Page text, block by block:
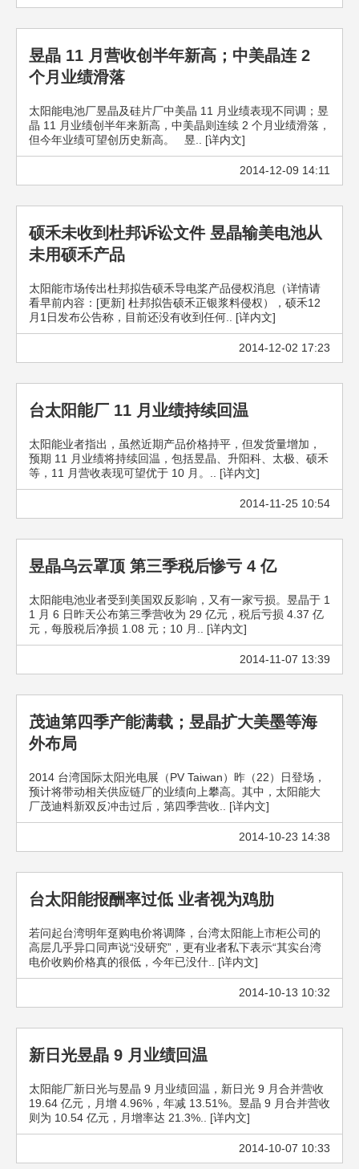
昱晶 11 月营收创半年新高；中美晶连 2
个月业绩滑落
太阳能电池厂昱晶及硅片厂中美晶 11 月业绩表现不同调；昱
晶 11 月业绩创半年来新高，中美晶则连续 2 个月业绩滑落，
但今年业绩可望创历史新高。 昱.. [详内文]
2014-12-09 14:11
硕禾未收到杜邦诉讼文件 昱晶输美电池从
未用硕禾产品
太阳能市场传出杜邦拟告硕禾导电桨产品侵权消息（详情请
看早前内容：[更新] 杜邦拟告硕禾正银浆料侵权），硕禾12
月1日发布公告称，目前还没有收到任何.. [详内文]
2014-12-02 17:23
台太阳能厂 11 月业绩持续回温
太阳能业者指出，虽然近期产品价格持平，但发货量增加，
预期 11 月业绩将持续回温，包括昱晶、升阳科、太极、硕禾
等，11 月营收表现可望优于 10 月。.. [详内文]
2014-11-25 10:54
昱晶乌云罩顶 第三季税后惨亏 4 亿
太阳能电池业者受到美国双反影响，又有一家亏损。昱晶于 1
1 月 6 日昨天公布第三季营收为 29 亿元，税后亏损 4.37 亿
元，每股税后净损 1.08 元；10 月.. [详内文]
2014-11-07 13:39
茂迪第四季产能满载；昱晶扩大美墨等海
外布局
2014 台湾国际太阳光电展（PV Taiwan）昨（22）日登场，
预计将带动相关供应链厂的业绩向上攀高。其中，太阳能大
厂茂迪料新双反冲击过后，第四季营收.. [详内文]
2014-10-23 14:38
台太阳能报酬率过低 业者视为鸡肋
若问起台湾明年趸购电价将调降，台湾太阳能上市柜公司的
高层几乎异口同声说“没研究”，更有业者私下表示“其实台湾
电价收购价格真的很低，今年已没什.. [详内文]
2014-10-13 10:32
新日光昱晶 9 月业绩回温
太阳能厂新日光与昱晶 9 月业绩回温，新日光 9 月合并营收
19.64 亿元，月增 4.96%，年减 13.51%。昱晶 9 月合并营收
则为 10.54 亿元，月增率达 21.3%.. [详内文]
2014-10-07 10:33